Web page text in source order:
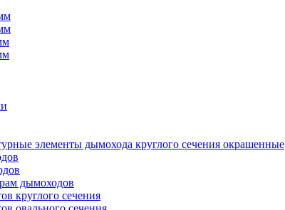
элементы дымохода круглого сечения окрашенные
дымоходов
круглого сечения